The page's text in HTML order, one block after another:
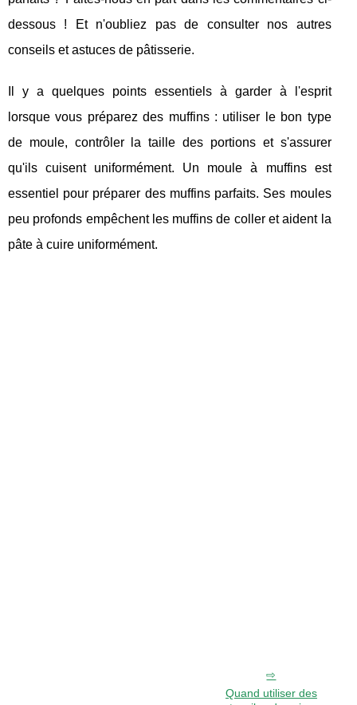
dessous ! Et n'oubliez pas de consulter nos autres
conseils et astuces de pâtisserie.
Il y a quelques points essentiels à garder à l'esprit
lorsque vous préparez des muffins : utiliser le bon type
de moule, contrôler la taille des portions et s'assurer
qu'ils cuisent uniformément. Un moule à muffins est
essentiel pour préparer des muffins parfaits. Ses moules
peu profonds empêchent les muffins de coller et aident la
pâte à cuire uniformément.
Quand utiliser des